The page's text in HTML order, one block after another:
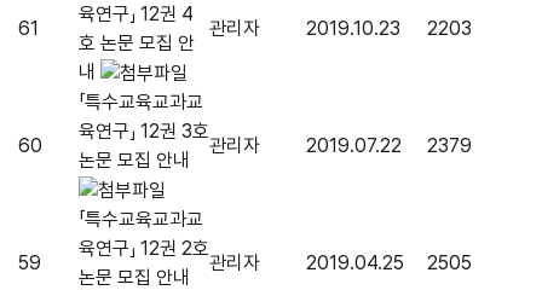
61
육연구」 12권 4
호 논문 모집 안
내
관리자 2019.10.23 2203
60
「특수교육교과교
육연구」 12권 3호
논문 모집 안내
관리자 2019.07.22 2379
59
「특수교육교과교
육연구」 12권 2호
논문 모집 안내
관리자 2019.04.25 2505